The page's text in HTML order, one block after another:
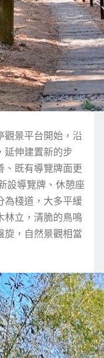
觀景平台開始，沿
延伸建置新的步
、既有導覽牌面更
設導覽牌、休憩座
為棧道，大多平緩
林立，清脆的鳥鳴
旋，自然景觀相當